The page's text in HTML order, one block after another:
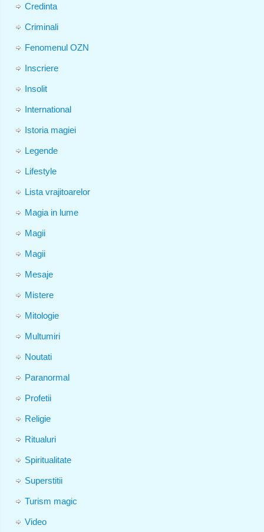
Credinta
Criminali
Fenomenul OZN
Inscriere
Insolit
International
Istoria magiei
Legende
Lifestyle
Lista vrajitoarelor
Magia in lume
Magii
Magii
Mesaje
Mistere
Mitologie
Multumiri
Noutati
Paranormal
Profetii
Religie
Ritualuri
Spiritualitate
Superstitii
Turism magic
Video